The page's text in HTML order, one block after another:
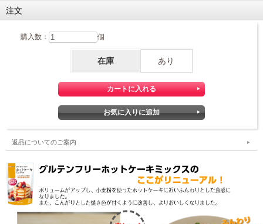
注文
購入数： 個
在庫 あり
返品についてのご案内